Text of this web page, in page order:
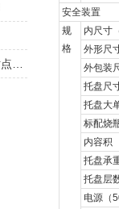
安全装置
规
格
内尺寸
外形尺
外包装
托盘尺
托盘大
标配烧
内容积
托盘承
托盘层
电源（